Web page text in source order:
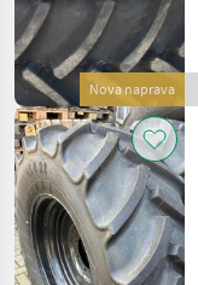
Nova naprava